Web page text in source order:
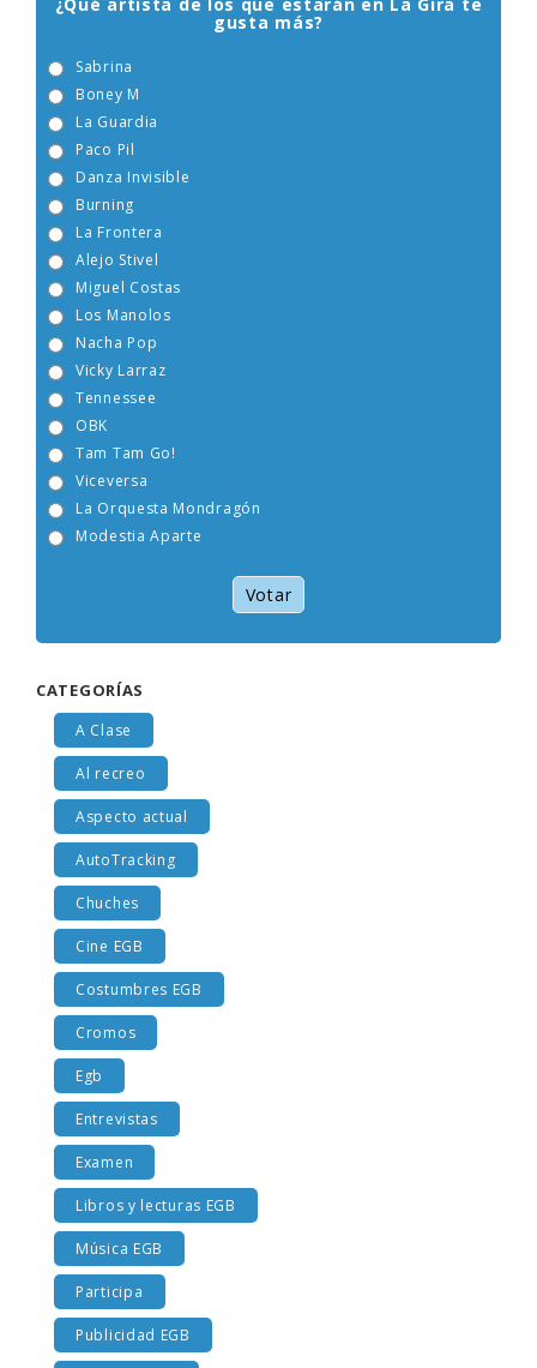
¿Qué artista de los que estarán en La Gira te
gusta más?
Sabrina
Boney M
La Guardia
Paco Pil
Danza Invisible
Burning
La Frontera
Alejo Stivel
Miguel Costas
Los Manolos
Nacha Pop
Vicky Larraz
Tennessee
OBK
Tam Tam Go!
Viceversa
La Orquesta Mondragón
Modestia Aparte
Votar
CATEGORÍAS
A Clase
Al recreo
Aspecto actual
AutoTracking
Chuches
Cine EGB
Costumbres EGB
Cromos
Egb
Entrevistas
Examen
Libros y lecturas EGB
Música EGB
Participa
Publicidad EGB